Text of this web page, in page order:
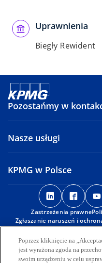
Uprawnienia
Biegły Rewident
Pozostańmy w
Nasze usługi
KPMG w Polsce
o
p
e
n
s
i
n
o
p
e
n
s
i
n
Zastrzeżenia prawne
Zgłaszanie naruszeń i
© 2026 KPMG Sp. z o.o., polska
odpowiedzialnością i członek
się z niezależnych spółek
Poprzez kliknięcie na
jest wyrażona zgoda na
swoim urządzeniu w celu